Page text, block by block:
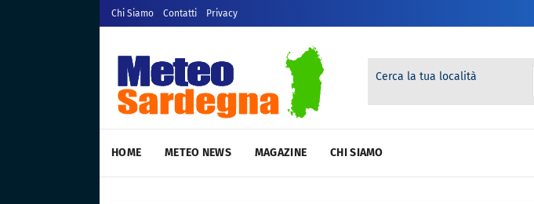
Chi Siamo Contatti Privacy
Cerca la tua località
HOME METEO NEWS MAGAZINE CHI SIAMO